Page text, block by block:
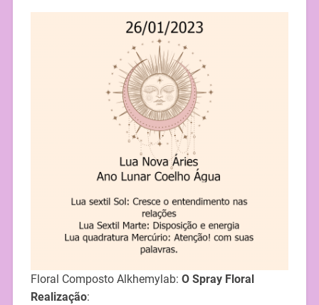
Floral Composto Alkhemylab: O Spray Floral
Realização: